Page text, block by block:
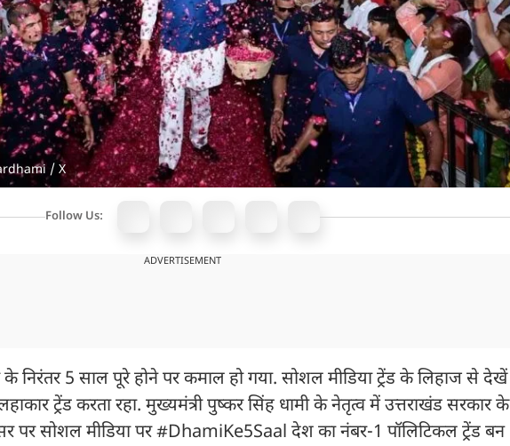
/ X
Follow Us:
ADVERTISEMENT
के निरंतर 5 साल पूरे होने पर कमाल हो गया. सोशल मीडिया ट्रेंड के लिहाज से देखें
ट्रेंड करता रहा. मुख्यमंत्री पुष्कर सिंह धामी के नेतृत्व में उत्तराखंड सरकार के
पर सोशल मीडिया पर #DhamiKe5Saal देश का नंबर-1 पॉलिटिकल ट्रेंड बन